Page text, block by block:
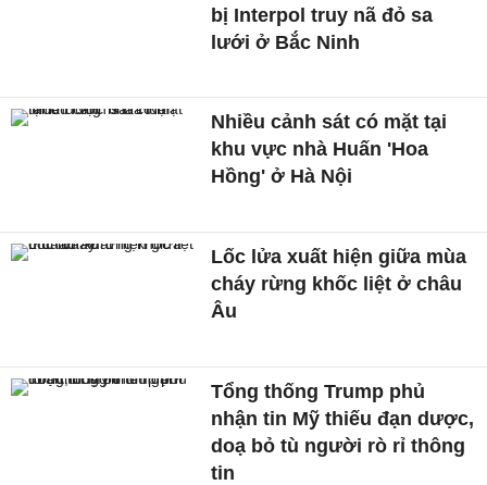
bị Interpol truy nã đỏ sa
lưới ở Bắc Ninh
Nhiều cảnh sát có mặt tại
khu vực nhà Huấn 'Hoa
Hồng' ở Hà Nội
Lốc lửa xuất hiện giữa mùa
cháy rừng khốc liệt ở châu
Âu
Tổng thống Trump phủ
nhận tin Mỹ thiếu đạn dược,
doạ bỏ tù người rò rỉ thông
tin